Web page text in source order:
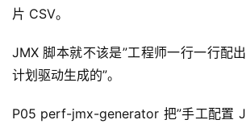
片 CSV。
JMX 脚本就不该是”工程师一行一行配
计划驱动生成的”。
P05 perf-jmx-generator 把”手工配置